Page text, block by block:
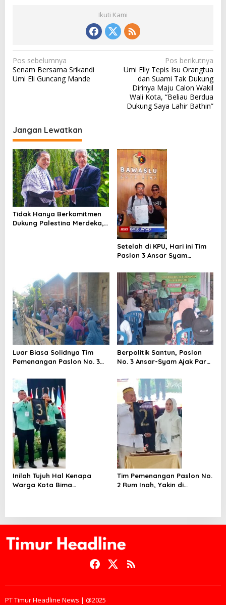
Ikuti Kami
N
a
a
s
i
p
o
s
Pos sebelumnya
Senam Bersama Srikandi
Umi Eli Guncang Mande
Pos berikutnya
Umi Elly Tepis Isu Orangtua
dan Suami Tak Dukung
Dirinya Maju Calon Wakil
Wali Kota, “Beliau Berdua
Dukung Saya Lahir Bathin”
Jangan Lewatkan
Tidak Hanya Berkomitmen
Dukung Palestina Merdeka,
Setelah di KPU, Hari ini Tim
Paslon 3 Ansar Syam
Pelanggaran Pilkada ke
Bawaslu
Luar Biasa Solidnya Tim
Pemenangan Paslon No. 3
Rumah Ke Rumah
Berpolitik Santun, Paslon
No. 3 Ansar-Syam Ajak Para
Sosialisasi Program Bukan
Saling Menghujat
Inilah Tujuh Hal Kenapa
Warga Kota Bima
Tim Pemenangan Paslon No.
2 Rum Inah, Yakin di
PT Timur Headline News | @2025